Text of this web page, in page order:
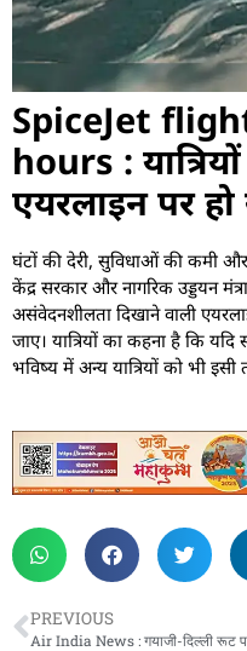
SpiceJet
hours :
एयरलाइन पर हो
घंटों की देरी, सुविधाओं की कमी और
केंद्र सरकार और नागरिक उड्डयन
असंवेदनशीलता दिखाने वाली
जाए। यात्रियों का कहना है कि
भविष्य में अन्य यात्रियों को भी
PREVIOUS